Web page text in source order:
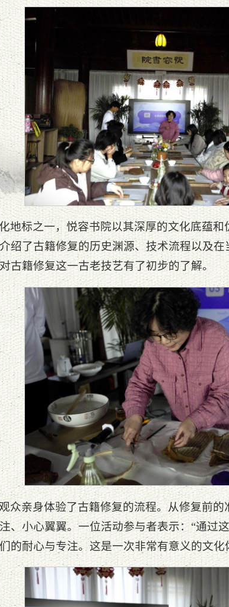
地标之一，悦容书院以其深厚的文化底蕴
绍了古籍修复的历史渊源、技术流程以及
古籍修复这一古老技艺有了初步的了解。
众亲身体验了古籍修复的流程。从修复前
、小心翼翼。一位活动参与者表示：“通过
的耐心与专注。这是一次非常有意义的文化